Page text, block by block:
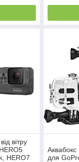
вітру
HERO7
Аквабокс
для